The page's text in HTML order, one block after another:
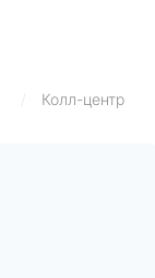
Колл-центр